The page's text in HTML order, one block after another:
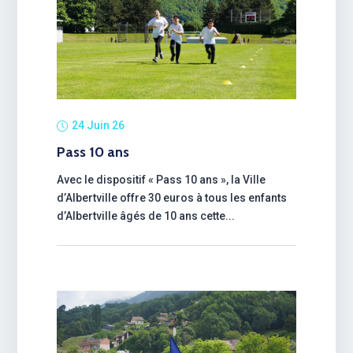
24 Juin 26
Pass 10 ans
Avec le dispositif « Pass 10 ans », la Ville
d’Albertville offre 30 euros à tous les enfants
d’Albertville âgés de 10 ans cette...